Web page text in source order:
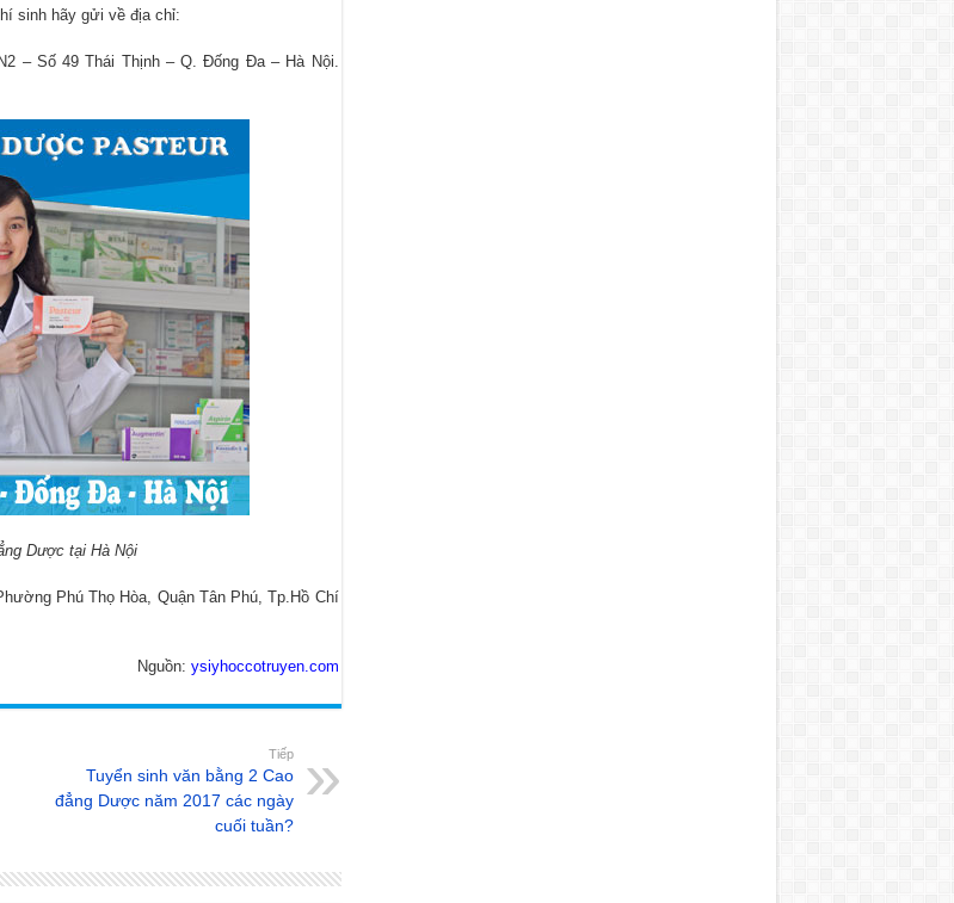
sinh hãy gửi về địa chỉ:
– Số 49 Thái Thịnh – Q. Đống Đa – Hà Nội.
Dược tại Hà Nội
Phú Thọ Hòa, Quận Tân Phú, Tp.Hồ Chí
Nguồn: ysiyhoccotruyen.com
Tiếp
Tuyển sinh văn bằng 2 Cao
đẳng Dược năm 2017 các ngày
cuối tuần?